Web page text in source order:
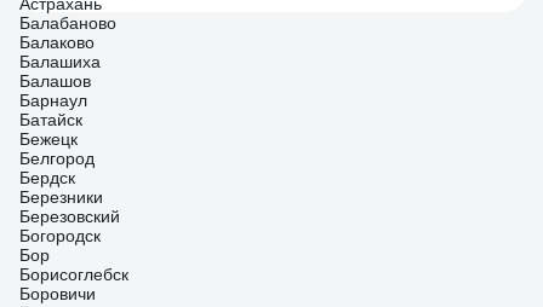
Балабаново
Балаково
Балашиха
Балашов
Барнаул
Батайск
Бежецк
Белгород
Бердск
Березники
Березовский
Богородск
Бор
Борисоглебск
Боровичи